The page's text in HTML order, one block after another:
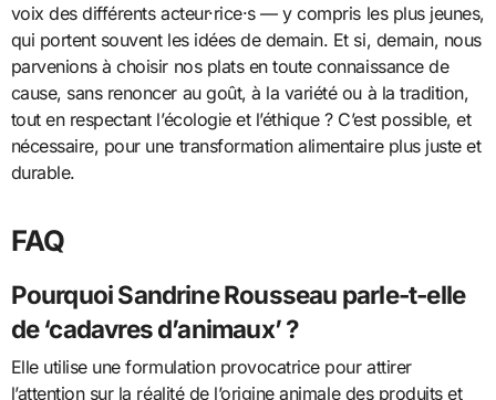
voix des différents acteur·rice·s — y compris les plus jeunes,
qui portent souvent les idées de demain. Et si, demain, nous
parvenions à choisir nos plats en toute connaissance de
cause, sans renoncer au goût, à la variété ou à la tradition,
tout en respectant l’écologie et l’éthique ? C’est possible, et
nécessaire, pour une transformation alimentaire plus juste et
durable.
FAQ
Pourquoi Sandrine Rousseau parle-t-elle
de ‘cadavres d’animaux’ ?
Elle utilise une formulation provocatrice pour attirer
l’attention sur la réalité de l’origine animale des produits et